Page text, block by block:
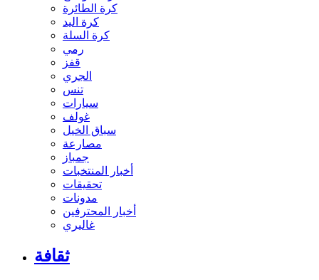
كرة الطائرة
كرة اليد
كرة السلة
رمي
قفز
الجري
تنس
سيارات
غولف
سباق الخيل
مصارعة
جمباز
أخبار المنتخبات
تحقيقات
مدونات
أخبار المحترفين
غاليري
ثقافة